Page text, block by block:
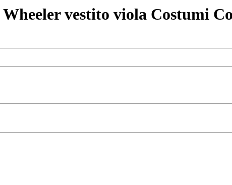
vestito viola Costumi